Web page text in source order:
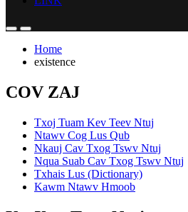
Home
existence
COV ZAJ
Txoj Tuam Kev Teev Ntuj
Ntawv Cog Lus Qub
Nkauj Cav Txog Tswv Ntuj
Nqua Suab Cav Txog Tswv Ntuj
Txhais Lus (Dictionary)
Kawm Ntawv Hmoob